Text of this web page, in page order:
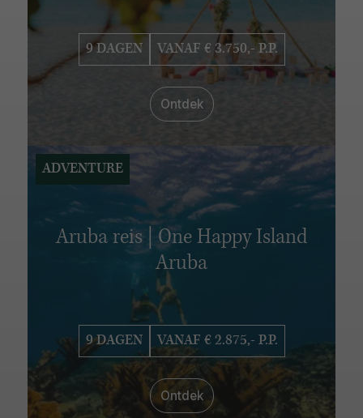
6 - 10 dagen 11 - 15 dagen
16 - 20 dagen
21 - 25 dagen
26 - 30 dagen
9 DAGEN VANAF € 3.750,- P.P.
Ontdek
Aruba reis | One Happy Island
Aruba
9 DAGEN VANAF € 2.875,- P.P.
Ontdek
ADVENTURE